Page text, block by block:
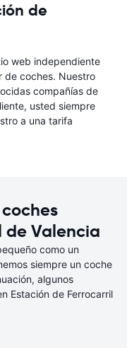
de
web independiente
de coches. Nuestro
compañías de
usted siempre
a una tarifa
de Valencia
como un
siempre un coche
algunos
Estación de Ferrocarril